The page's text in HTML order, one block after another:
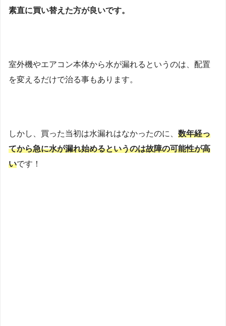
素直に買い替えた方が良いです。
室外機やエアコン本体から水が漏れるというのは、配置
を変えるだけで治る事もあります。
しかし、買った当初は水漏れはなかったのに、 数年経っ
てから急に水が漏れ始めるというのは故障の可能性が高
いです！